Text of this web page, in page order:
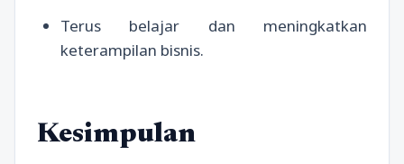
Terus belajar dan meningkatkan
keterampilan bisnis.
Kesimpulan